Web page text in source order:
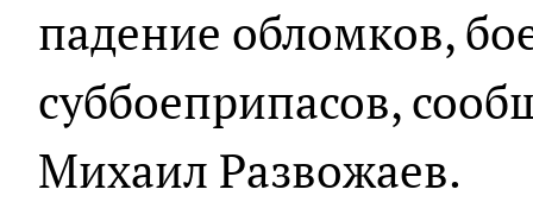
падение обломков,
суббоеприпасов,
Михаил Развожаев.